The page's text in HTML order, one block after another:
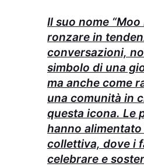
Il suo nome
ronzare in
conversazioni,
simbolo di una
ma anche come
una comunità in
questa icona. Le
hanno
collettiva, dove i
celebrare e